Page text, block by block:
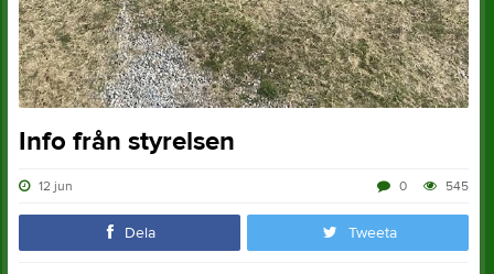
Info från styrelsen
12 jun 545
0
Dela Tweeta